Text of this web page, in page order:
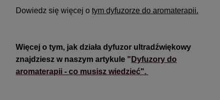
Dowiedz się więcej o tym dyfuzorze do aromaterapii.
Więcej o tym, jak działa dyfuzor ultradźwiękowy
znajdziesz w naszym artykule " Dyfuzory do
aromaterapii - co musisz wiedzieć".